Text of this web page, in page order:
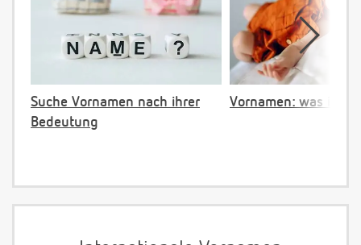
Suche Vornamen nach ihrer
Bedeutung
Vornamen: was ist